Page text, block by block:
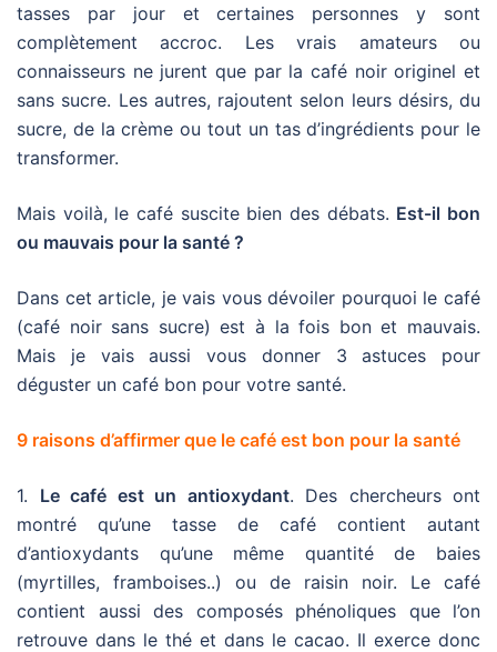
tasses par jour et certaines personnes y sont
complètement accroc. Les vrais amateurs ou
connaisseurs ne jurent que par la café noir originel et
sans sucre. Les autres, rajoutent selon leurs désirs, du
sucre, de la crème ou tout un tas d’ingrédients pour le
transformer.
Mais voilà, le café suscite bien des débats. Est-il bon
ou mauvais pour la santé ?
Dans cet article, je vais vous dévoiler pourquoi le café
(café noir sans sucre) est à la fois bon et mauvais.
Mais je vais aussi vous donner 3 astuces pour
déguster un café bon pour votre santé.
9 raisons d’affirmer que le café est bon pour la santé
1. Le café est un antioxydant. Des chercheurs ont
montré qu’une tasse de café contient autant
d’antioxydants qu’une même quantité de baies
(myrtilles, framboises..) ou de raisin noir. Le café
contient aussi des composés phénoliques que l’on
retrouve dans le thé et dans le cacao. Il exerce donc